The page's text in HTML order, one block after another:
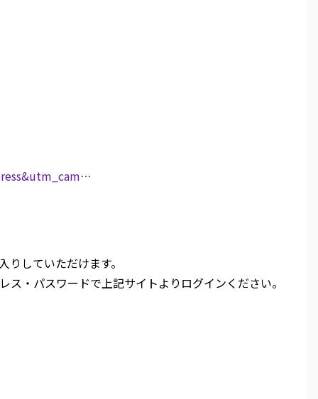
していただけます。
・パスワードで上記サイトよりログインください。